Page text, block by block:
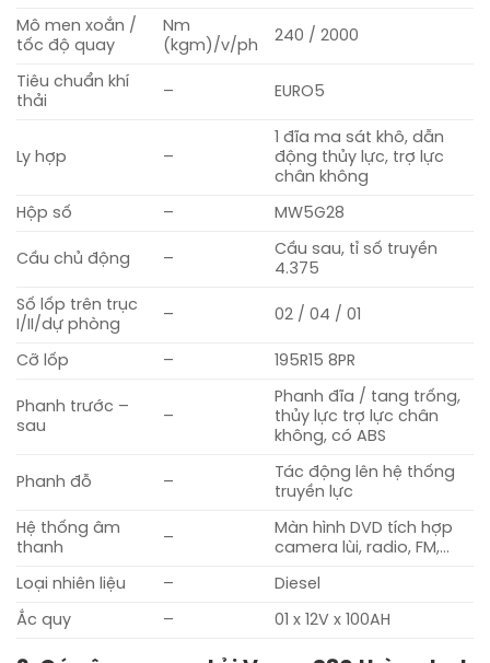
Mô men xoắn /
tốc độ quay
Nm
(kgm)/v/ph
240 / 2000
Tiêu chuẩn khí
thải
– EURO5
Ly hợp –
1 đĩa ma sát khô, dẫn
động thủy lực, trợ lực
chân không
Hộp số – MW5G28
Cầu chủ động –
Cầu sau, tỉ số truyền
4.375
Số lốp trên trục
I/II/dự phòng
– 02 / 04 / 01
Cỡ lốp – 195R15 8PR
Phanh trước –
sau
–
Phanh đĩa / tang trống,
thủy lực trợ lực chân
không, có ABS
Phanh đỗ –
Tác động lên hệ thống
truyền lực
Hệ thống âm
thanh
–
Màn hình DVD tích hợp
camera lùi, radio, FM,…
Loại nhiên liệu – Diesel
Ắc quy – 01 x 12V x 100AH